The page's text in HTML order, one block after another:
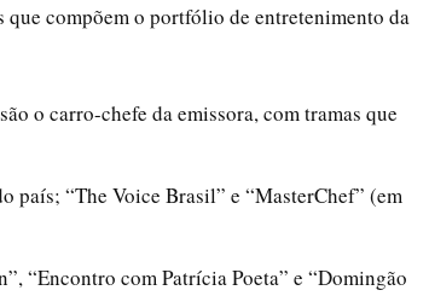
compõem o portfólio de entretenimento da
o carro-chefe da emissora, com tramas que
“The Voice Brasil” e “MasterChef” (em
“Encontro com Patrícia Poeta” e “Domingão